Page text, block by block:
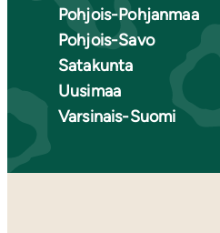
Pohjois-Pohjanmaa
Pohjois-Savo
Satakunta
Uusimaa
Varsinais-Suomi